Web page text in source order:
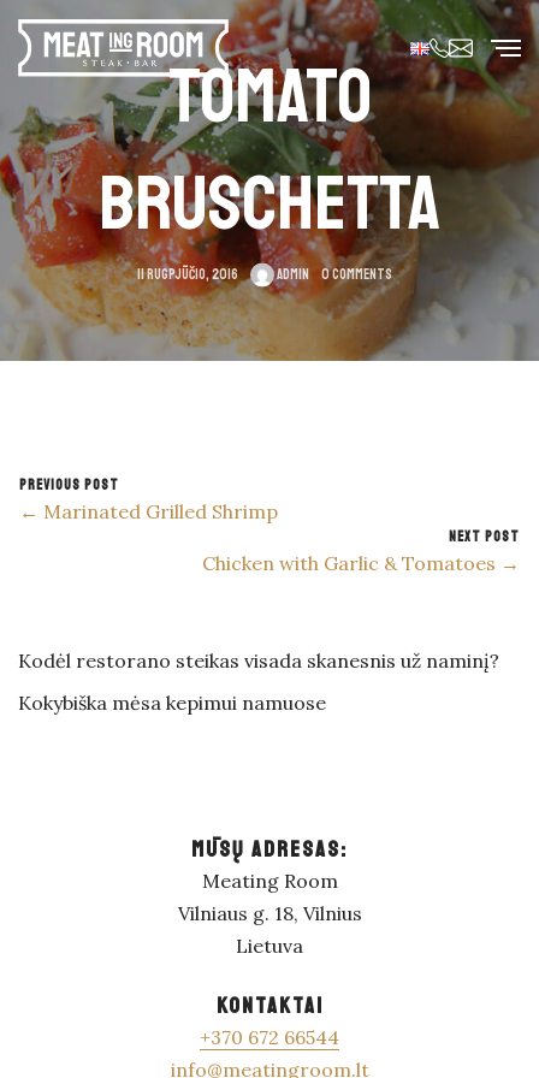
TOMATO
BRUSCHETTA
11 rugpjūčio, 2016 admin 0 Comments
PREVIOUS POST
← Marinated Grilled Shrimp
NEXT POST
Chicken with Garlic & Tomatoes →
Kodėl restorano steikas visada skanesnis už naminį?
Kokybiška mėsa kepimui namuose
MŪSŲ ADRESAS:
Meating Room
Vilniaus g. 18, Vilnius
Lietuva
KONTAKTAI
+370 672 66544
info@meatingroom.lt